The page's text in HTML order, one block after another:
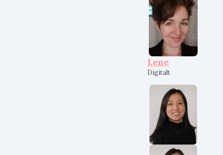
Lene
Digitalt